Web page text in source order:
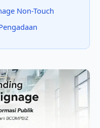
Non-Touch